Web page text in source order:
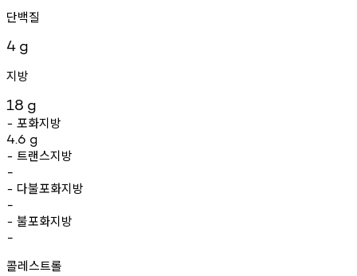
단백질
4 g
지방
18 g
- 포화지방
4.6 g
- 트랜스지방
-
- 다불포화지방
-
- 불포화지방
-
콜레스트롤